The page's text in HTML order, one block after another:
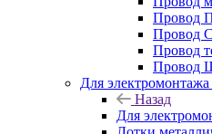
Провод
Провод
Провод
Провод
Для
Назад
Для